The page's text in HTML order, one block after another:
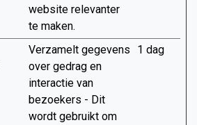
website relevanter
te maken.
Verzamelt gegevens
over gedrag en
interactie van
bezoekers - Dit
wordt gebruikt om
1 dag